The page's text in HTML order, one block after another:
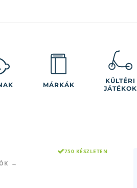
MÁRKÁK
KÜLTÉRI
JÁTÉKOK
750 KÉSZLETEN